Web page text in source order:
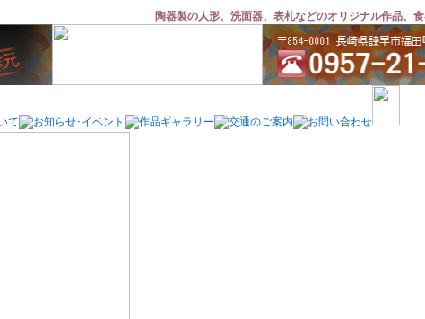
陶器製の人形、洗面器、表札などのオリジナル作品、